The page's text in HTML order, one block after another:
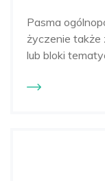
Pasma
życzenie także
lub bloki